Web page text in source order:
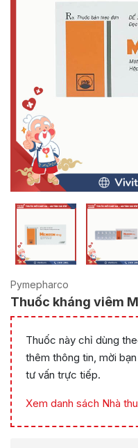
Pymepharco
Thuốc kháng viêm
Thuốc này chỉ dùng
thêm thông tin, mời
tư vấn trực tiếp.
Xem danh sách Nhà